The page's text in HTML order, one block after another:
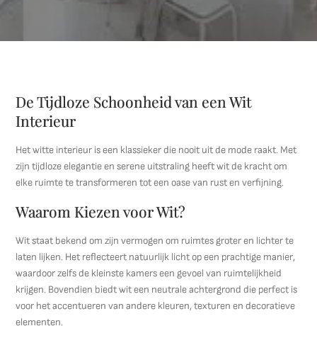
De Tijdloze Schoonheid van een Wit
Interieur
Het witte interieur is een klassieker die nooit uit de mode raakt. Met
zijn tijdloze elegantie en serene uitstraling heeft wit de kracht om
elke ruimte te transformeren tot een oase van rust en verfijning.
Waarom Kiezen voor Wit?
Wit staat bekend om zijn vermogen om ruimtes groter en lichter te
laten lijken. Het reflecteert natuurlijk licht op een prachtige manier,
waardoor zelfs de kleinste kamers een gevoel van ruimtelijkheid
krijgen. Bovendien biedt wit een neutrale achtergrond die perfect is
voor het accentueren van andere kleuren, texturen en decoratieve
elementen.